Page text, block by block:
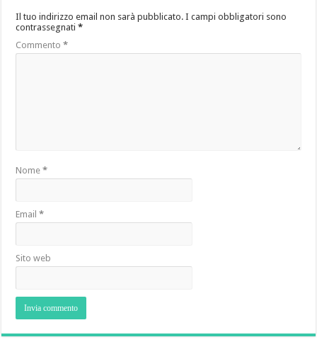
Il tuo indirizzo email non sarà pubblicato. I campi obbligatori sono
contrassegnati*
Commento*
Nome*
Email*
Sito web